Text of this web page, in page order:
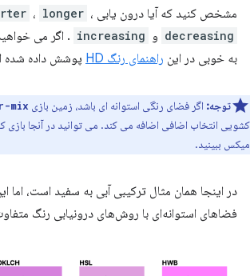
مشخص کنید که آیا درون یابی
، longer ،
decreasing و increasing . اگر می
به خوبی در این راهنمای رنگ HD پوشش داده شده
توجه: اگر فضای رنگی استوانه ای باشد، زمین بازی
کشویی انتخاب اضافی اضافه می کند. می توانید در آنجا بازی
میکس ببینید.
در اینجا همان مثال ترکیبی آبی به سفید است، اما
فضاهای استوانه‌ای با روش‌های درونیابی رنگ